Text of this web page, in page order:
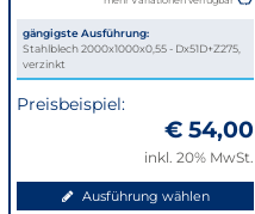
gängigste Ausführung:
Stahlblech 2000x1000x0,55 - Dx51D+Z275,
verzinkt
Preisbeispiel:
€ 54,00
inkl. 20% MwSt.
Ausführung wählen